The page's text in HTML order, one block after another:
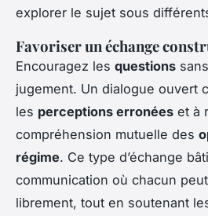
explorer le sujet sous
Favoriser un échange
Encouragez les questions
jugement. Un dialogue ouvert
les perceptions erronées et à
compréhension mutuelle des
régime. Ce type d’échange
communication où chacun
librement, tout en soutenant